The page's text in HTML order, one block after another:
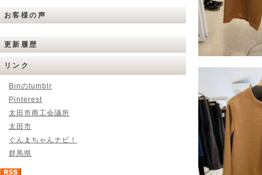
お客様の声
更新履歴
リンク
Binのtumblr
Pinterest
太田市商工会議所
太田市
ぐんまちゃんナビ！
群馬県